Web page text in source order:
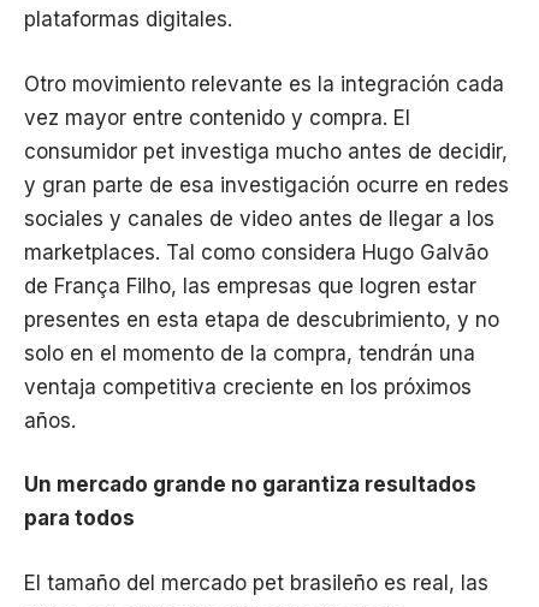
plataformas digitales.
Otro movimiento relevante es la integración cada
vez mayor entre contenido y compra. El
consumidor pet investiga mucho antes de decidir,
y gran parte de esa investigación ocurre en redes
sociales y canales de video antes de llegar a los
marketplaces. Tal como considera Hugo Galvão
de França Filho, las empresas que logren estar
presentes en esta etapa de descubrimiento, y no
solo en el momento de la compra, tendrán una
ventaja competitiva creciente en los próximos
años.
Un mercado grande no garantiza resultados
para todos
El tamaño del mercado pet brasileño es real, las